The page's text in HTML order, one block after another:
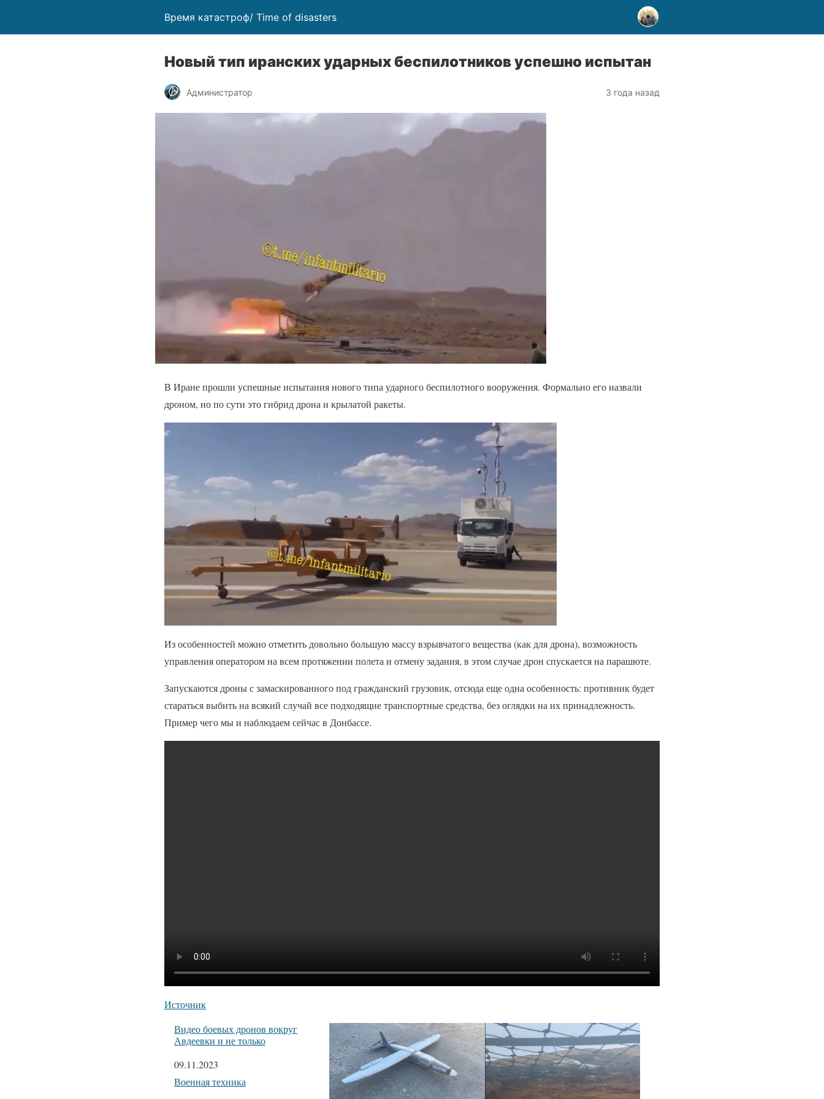
Время катастроф/ Time of disasters
Новый тип иранских ударных беспилотников успешно испытан
Администратор 3 года назад
В Иране прошли успешные испытания нового типа ударного беспилотного вооружения. Формально его назвали
дроном, но по сути это гибрид дрона и крылатой ракеты.
Из особенностей можно отметить довольно большую массу взрывчатого вещества (как для дрона), возможность
управления оператором на всем протяжении полета и отмену задания, в этом случае дрон спускается на парашюте.
Запускаются дроны с замаскированного под гражданский грузовик, отсюда еще одна особенность: противник будет
стараться выбить на всякий случай все подходящие транспортные средства, без оглядки на их принадлежность.
Пример чего мы и наблюдаем сейчас в Донбассе.
Источник
Видео боевых дронов вокруг
Авдеевки и не только
Дата
09.11.2023
Относится к
Военная техника